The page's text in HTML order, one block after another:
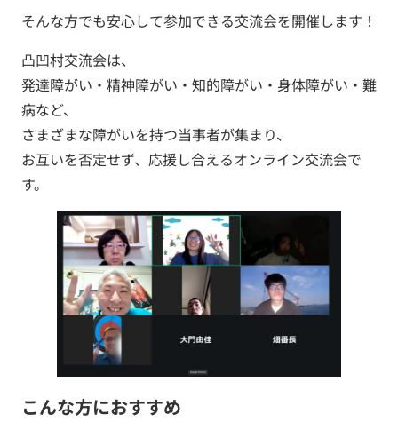
そんな方でも安心して参加できる交流会を開催します！
凸凹村交流会は、
発達障がい・精神障がい・知的障がい・身体障がい・難
病など、
さまざまな障がいを持つ当事者が集まり、
お互いを否定せず、応援し合えるオンライン交流会で
す。
こんな方におすすめ